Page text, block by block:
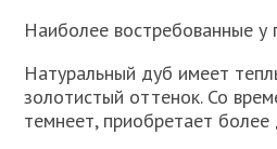
Наиболее востребованные у
Натуральный дуб имеет
золотистый оттенок. Со
темнеет, приобретает